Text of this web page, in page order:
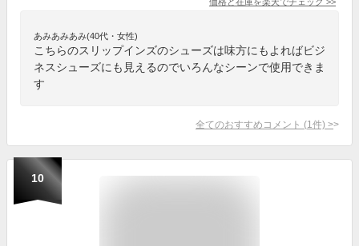
あみあみあみ(40代・女性)
こちらのスリップインズのシューズは味方にもよればビジ
ネスシューズにも見えるのでいろんなシーンで使用できま
す
全てのおすすめコメント (1 件) >
10